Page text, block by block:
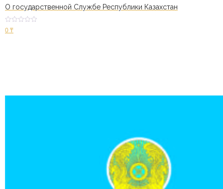
О государственной Cлужбе Республики Казахстан
Оценк
а
0₸